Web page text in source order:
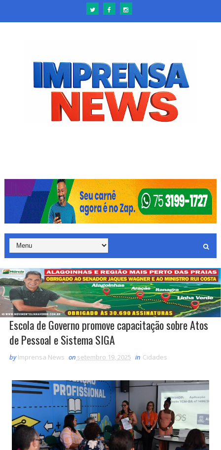
Escola de Governo promove capacitação sobre Atos
de Pessoal e Sistema SIGA
by Imprensa News on setembro 19, 2025 in Cidades